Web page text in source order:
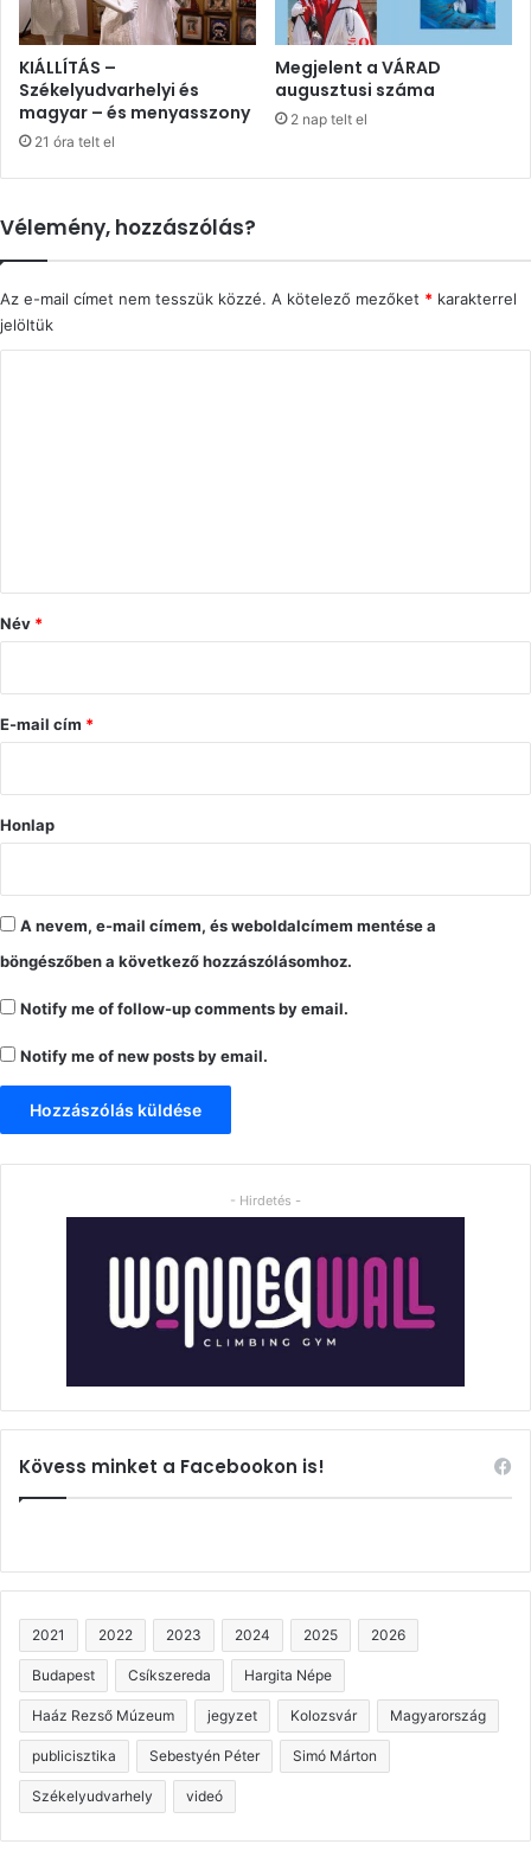
KIÁLLÍTÁS –
Székelyudvarhelyi és
magyar – és menyasszony
21 óra telt el
Megjelent a VÁRAD
augusztusi száma
2 nap telt el
Vélemény, hozzászólás?
Az e-mail címet nem tesszük közzé. A kötelező mezőket * karakterrel
jelöltük
ó
s
Név *
E-mail cím *
Honlap
A nevem, e-mail címem, és weboldalcímem mentése a
böngészőben a következő hozzászólásomhoz.
Notify me of follow-up comments by email.
Notify me of new posts by email.
- Hirdetés -
Kövess minket a Facebookon is!
2021 2022 2023 2024 2025 2026
Budapest Csíkszereda Hargita Népe
Haáz Rezső Múzeum jegyzet Kolozsvár Magyarország
publicisztika Sebestyén Péter Simó Márton
Székelyudvarhely videó